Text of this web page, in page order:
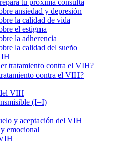
ansiedad y depresión
la calidad de vida
el estigma
la adherencia
la calidad del sueño
tratamiento contra el VIH?
contra el VIH?
VIH
(I=I)
y aceptación del VIH
emocional